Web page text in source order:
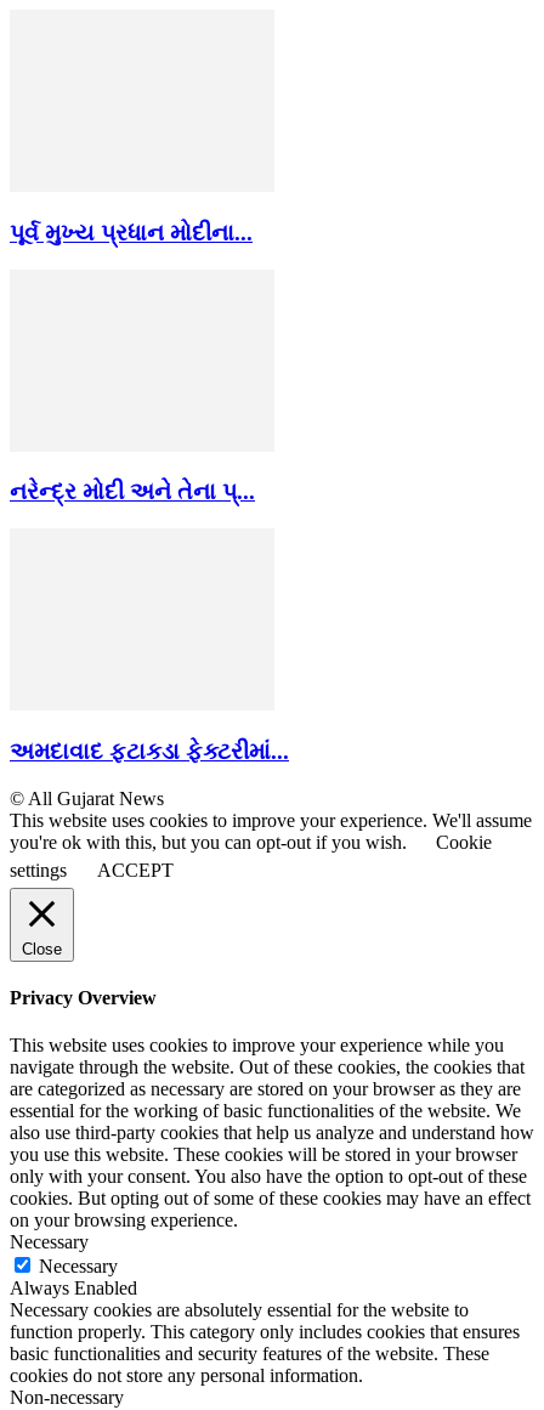
પૂર્વ મુખ્ય પ્રધાન મોદીના...
નરેન્દ્ર મોદી અને તેના પ્...
અમદાવાદ ફટાકડા ફેક્ટરીમાં...
© All Gujarat News
This website uses cookies to improve your experience. We'll assume
you're ok with this, but you can opt-out if you wish.
Cookie
settings
ACCEPT
Close
Privacy Overview
This website uses cookies to improve your experience while you
navigate through the website. Out of these cookies, the cookies that
are categorized as necessary are stored on your browser as they are
essential for the working of basic functionalities of the website. We
also use third-party cookies that help us analyze and understand how
you use this website. These cookies will be stored in your browser
only with your consent. You also have the option to opt-out of these
cookies. But opting out of some of these cookies may have an effect
on your browsing experience.
Necessary
Necessary
Always Enabled
Necessary cookies are absolutely essential for the website to
function properly. This category only includes cookies that ensures
basic functionalities and security features of the website. These
cookies do not store any personal information.
Non-necessary